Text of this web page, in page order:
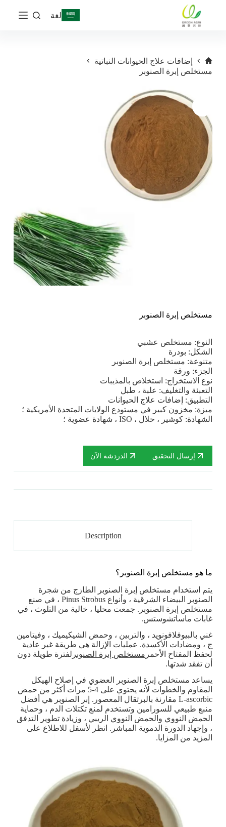
لغة
إضافات علاج الحيوانات النباتية
مستخلص إبرة الصنوبر
مستخلص إبرة الصنوبر
النوع: مستخلص عشبي
الشكل: بودرة
متنوعة: مستخلص إبرة الصنوبر
الجزء: ورقة
نوع الاستخراج: استخلاص بالمذيبات
التعبئة والتغليف: علبة ، طبل
التطبيق: إضافات علاج الحيوانات
ميزة: مخزون كبير في مستودع الولايات المتحدة الأمريكية ؛
الشهادة: كوشير ، حلال ، ISO ، شهادة عضوية ؛
إرسال التحقيق الدردشة الآن
Description
ما هو مستخلص إبرة الصنوبر؟
يتم استخدام مستخلص إبرة الصنوبر الطازج من شجرة
الصنوبر البيضاء الشرقية ، وأنواع Pinus Strobus ، في صنع
مستخلص إبرة الصنوبر. جمعت محليا ، خالية من التلوث ، في
غابات ماساتشوستس.
غني بالبيوفلافونويد ، والتربين ، وحمض الشيكيميك ، وفيتامين
ج ، ومضادات الأكسدة. عمليات الإزالة هي طريقة غير عادية
لحفظ المفتاح الأحمر مستخلص إبرة الصنوبر لفترة طويلة دون
أن تفقد شدتها.
يساعد مستخلص إبرة الصنوبر العضوي في إصلاح الهيكل
المقاوم والخطوات لأنه يحتوي على 4-5 مرات أكثر من حمض
L-ascorbic مقارنة بالبرتقال المعصور. إبر الصنوبر هي أفضل
منبع طبيعي للسورامين وتستخدم لمنع تكتلات الدم ، وحماية
الحمض النووي والحمض النووي الريبي ، وزيادة تطوير التدفق
، وإجهاد الدورة الدموية المباشر. انظر لأسفل للاطلاع على
المزيد من المزايا.